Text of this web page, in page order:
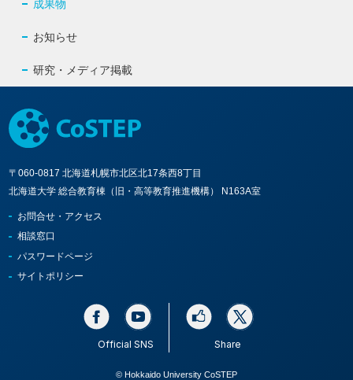
成果物
お知らせ
研究・メディア掲載
〒060-0817 北海道札幌市北区北17条西8丁目
北海道大学 総合教育棟（旧・高等教育推進機構） N163A室
お問合せ・アクセス
相談窓口
パスワードページ
サイトポリシー
Official SNS Share
© Hokkaido University CoSTEP